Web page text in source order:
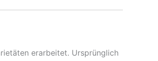
erarbeitet. Ursprünglich